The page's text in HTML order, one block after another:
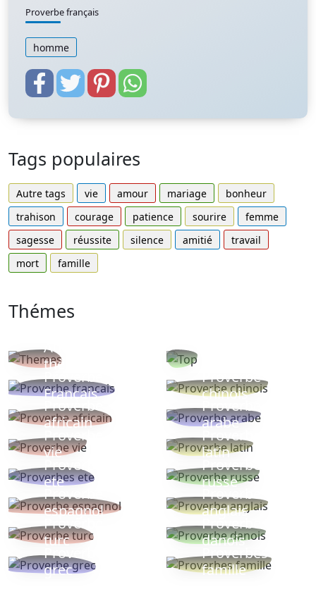
Proverbe français
homme
Tags populaires
Autre tags vie amour mariage
bonheur
trahison
courage patience sourire
femme
sagesse
réussite silence amitié
travail
mort
famille
Thémes
Autres
thèmes
Proverbe
Français
Proverbe
chinois
Proverbe
africain
Proverbe
arabe
Proverbe
vie
Proverbe
latin
Proverbes
ete
Proverbe
russe
Proverbe
espagnol
Proverbe
anglais
Proverbe
turc
Proverbe
danois
Proverbe
grec
Proverbes
famille